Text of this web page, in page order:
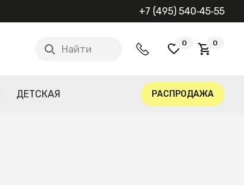
+7 (495) 540‑45‑55
Найти
0 0
ДЕТСКАЯ РАСПРОДАЖА